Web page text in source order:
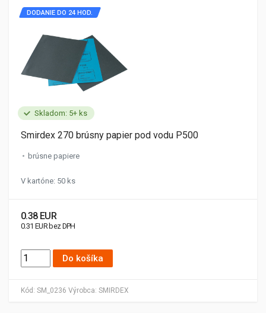
Skladom: 5+ ks
Kód: SM_0236 Výrobca: SMIRDEX
DODANIE DO 24 HOD.
Smirdex 270 brúsny papier pod vodu P500
brúsne papiere
V kartóne: 50 ks
0.38 EUR
0.31 EUR bez DPH
Do košíka